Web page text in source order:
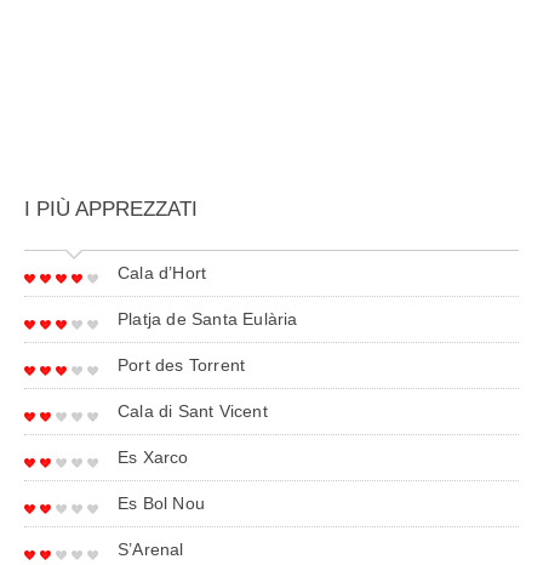
I PIÙ APPREZZATI
Cala d’Hort
Platja de Santa Eulària
Port des Torrent
Cala di Sant Vicent
Es Xarco
Es Bol Nou
S’Arenal